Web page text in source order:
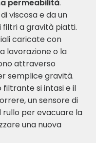
permeabilità.
viscosa e da un
filtri a gravità piatti.
caricate con
lavorazione o la
attraverso
semplice gravità.
filtrante si intasi e il
un sensore di
rullo per evacuare la
una nuova